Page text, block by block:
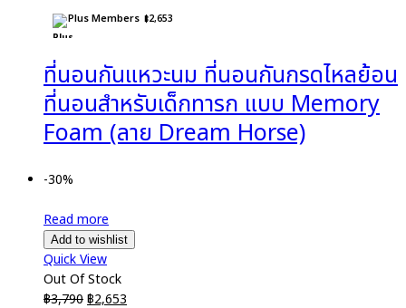
Plus Members ฿2,653
ที่นอนกันแหวะนม ที่นอนกันกรดไหลย้อน
ที่นอนสำหรับเด็กทารก แบบ Memory
Foam (ลาย Dream Horse)
-30%
Read more
Add to wishlist
Quick View
Out Of Stock
฿3,790Original
฿2,653